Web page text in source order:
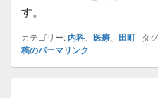
す。
カテゴリー: 内科、 医療 田町タ
稿のパーマリンク